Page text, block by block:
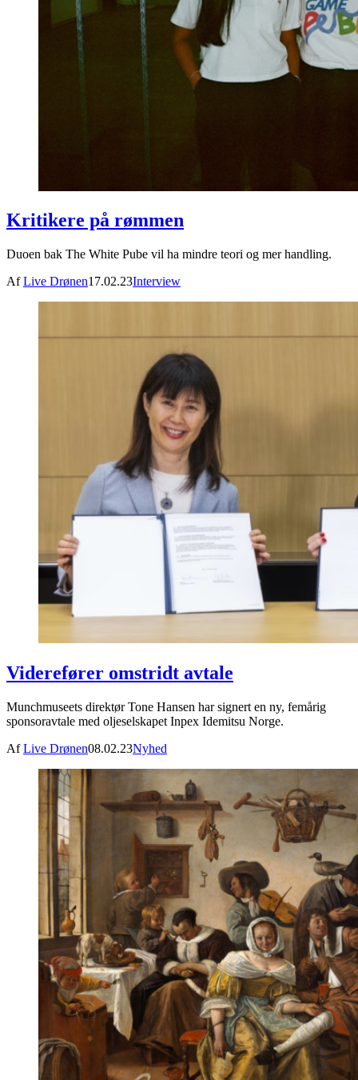
Kritikere på rømmen
Duoen bak The White Pube vil ha mindre teori og mer handling.
AfLive Drønen17.02.23Interview
Viderefører omstridt avtale
Munchmuseets direktør Tone Hansen har signert en ny, femårig
sponsoravtale med oljeselskapet Inpex Idemitsu Norge.
AfLive Drønen08.02.23Nyhed